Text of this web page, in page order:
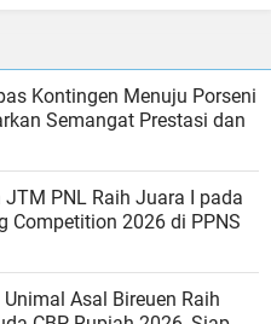
Kontingen Menuju Porseni
Semangat Prestasi dan
PNL Raih Juara I pada
Competition 2026 di PPNS
Asal Bireuen Raih